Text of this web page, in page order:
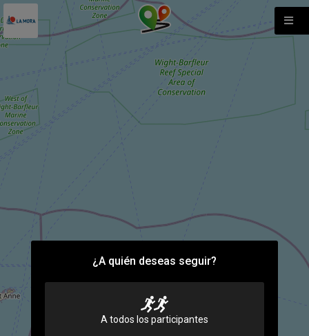
¿A quién deseas seguir?
A todos los participantes